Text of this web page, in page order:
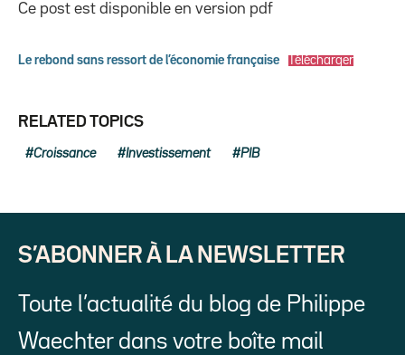
Ce post est disponible en version pdf
Le rebond sans ressort de l’économie française Télécharger
RELATED TOPICS
Croissance Investissement PIB
S’ABONNER À LA NEWSLETTER
Toute l’actualité du blog de Philippe
Waechter dans votre boîte mail